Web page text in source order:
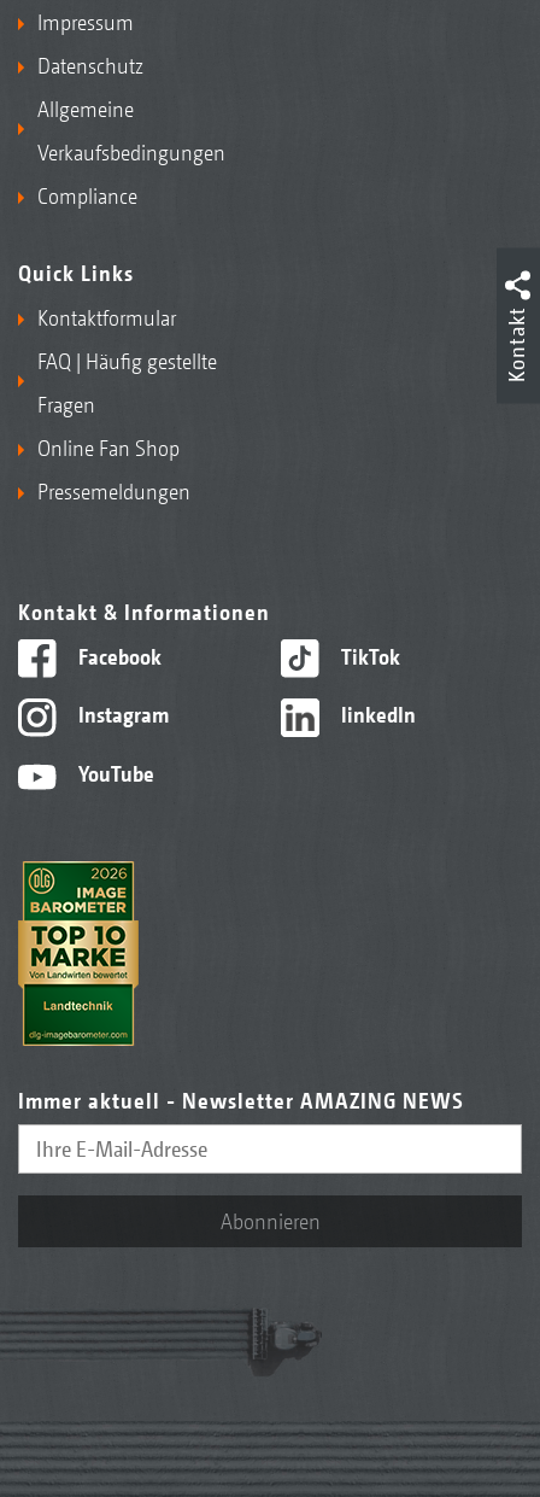
Impressum
Datenschutz
Allgemeine
Verkaufsbedingungen
Compliance
Quick Links
Kontaktformular
FAQ | Häufig gestellte
Fragen
Online Fan Shop
Pressemeldungen
Kontakt & Informationen
Facebook
Instagram
YouTube
TikTok
linkedIn
Immer aktuell - Newsletter AMAZING NEWS
Abonnieren
Kontakt